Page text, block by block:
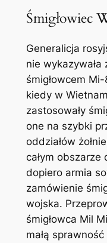
Śmigłowiec
Generalicja
nie
śmigłowcem
kiedy w
zastosowały
one na szybki
oddziałów
całym obszarze
dopiero armia
zamówienie
wojska.
śmigłowca Mil
małą